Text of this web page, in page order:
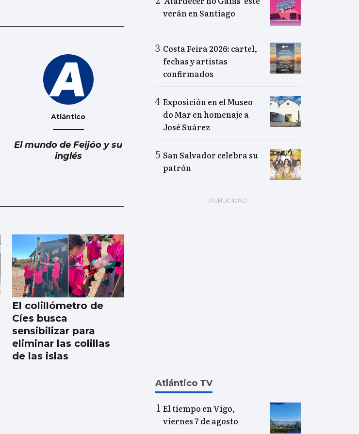
Atlántico
El mundo de Feijóo y su
inglés
El colillómetro de
Cíes busca
sensibilizar para
eliminar las colillas
de las islas
verán en Santiago
Costa Feira 2026: cartel,
fechas y artistas
confirmados
Exposición en el Museo
do Mar en homenaje a
José Suárez
San Salvador celebra su
patrón
Atlántico TV
El tiempo en Vigo,
viernes 7 de agosto